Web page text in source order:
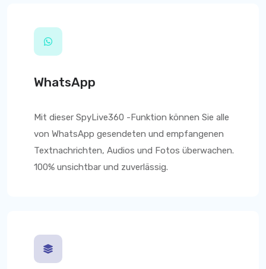
WhatsApp
Mit dieser SpyLive360 -Funktion können Sie alle
von WhatsApp gesendeten und empfangenen
Textnachrichten, Audios und Fotos überwachen.
100% unsichtbar und zuverlässig.